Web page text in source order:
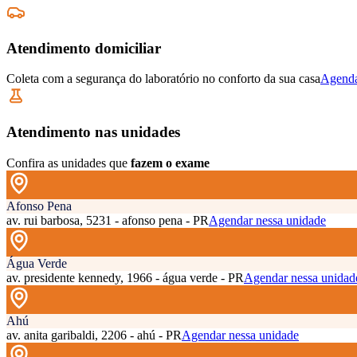
Atendimento domiciliar
Coleta com a segurança do laboratório no conforto da sua casa
Atendimento nas unidades
Confira as unidades que fazem o exame
Afonso Pena
av. rui barbosa, 5231 - afonso pena - PRAgendar nessa unidade
Água Verde
av. presidente kennedy, 1966 - água verde - PRAgendar nessa
Ahú
av. anita garibaldi, 2206 - ahú - PRAgendar nessa unidade